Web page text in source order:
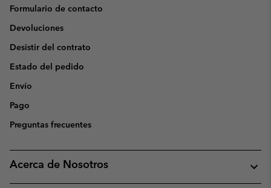
Formulario de contacto
Devoluciones
Desistir del contrato
Estado del pedido
Envío
Pago
Preguntas frecuentes
Acerca de Nosotros